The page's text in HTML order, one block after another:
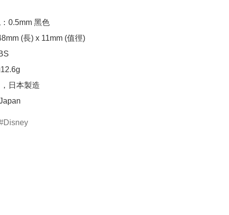
0.5mm 黑色
(長) x 11mm (值徑)
日本製造
Disney